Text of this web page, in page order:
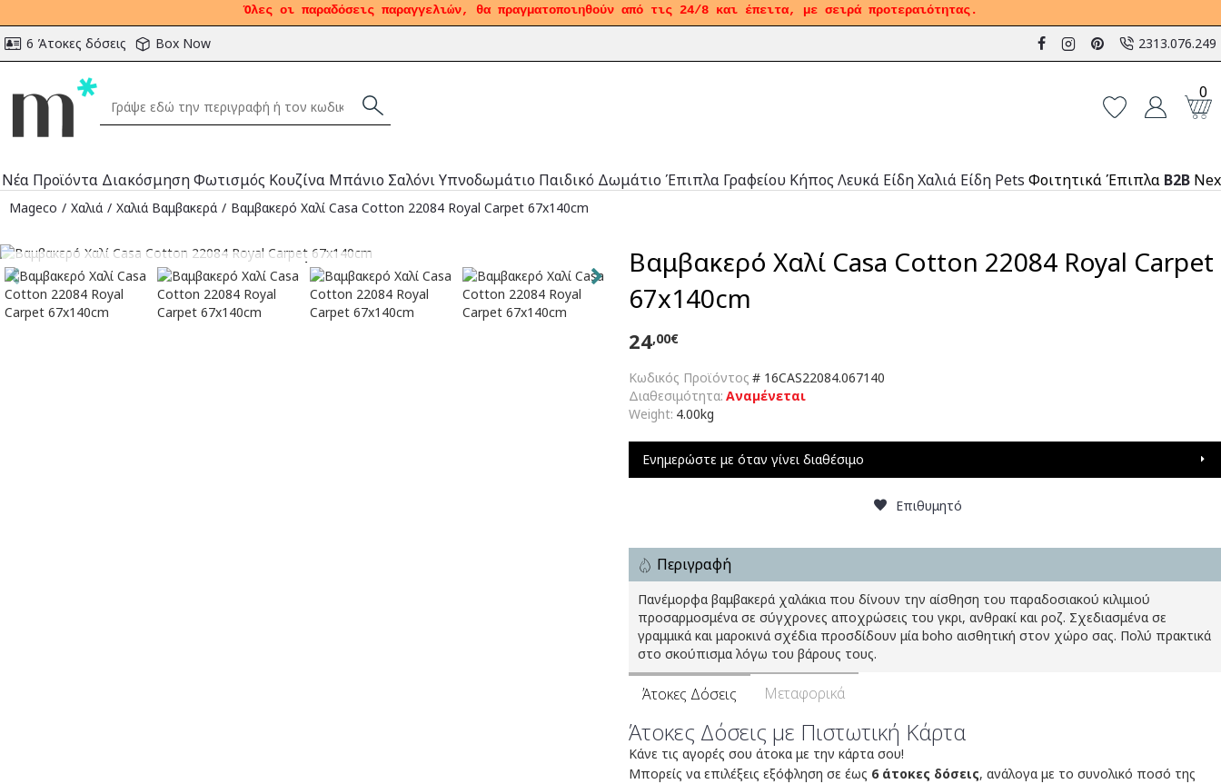
Όλες οι παραδόσεις παραγγελιών, θα πραγματοποιηθούν από τις 24/8 και έπειτα, με σειρά προτεραιότητας.
6 Άτοκες δόσεις Box Now 2313.076.249
0
Νέα Προϊόντα ΔιακόσμησηΦωτισμός Κουζίνα Μπάνιο ΣαλόνιΥπνοδωμάτιο Παιδικό Δωμάτιο Έπιπλα Γραφείου Κήπος Λευκά ΕίδηΧαλιά Είδη Pets Φοιτητικά Έπιπλα B2B
Mageco Χαλιά Χαλιά Bαμβακερά Βαμβακερό Χαλί Casa Cotton 22084 Royal Carpet 67x140cm
Αναμένεται
Βαμβακερό Χαλί Casa Cotton 22084 Royal Carpet
67x140cm
Κωδικός Προϊόντος # 16CAS22084.067140
Διαθεσιμότητα: Αναμένεται
Weight: 4.00kg
24,00€
Ενημερώστε με όταν γίνει διαθέσιμο
Επιθυμητό
Περιγραφή
Πανέμορφα βαμβακερά χαλάκια που δίνουν την αίσθηση του παραδοσιακού κιλιμιού
προσαρμοσμένα σε σύγχρονες αποχρώσεις του γκρι, ανθρακί και ροζ. Σχεδιασμένα σε
γραμμικά και μαροκινά σχέδια προσδίδουν μία boho αισθητική στον χώρο σας. Πολύ πρακτικά
στο σκούπισμα λόγω του βάρους τους.
Άτοκες Δόσεις Μεταφορικά
Άτοκες Δόσεις με Πιστωτική Κάρτα
Κάνε τις αγορές σου άτοκα με την κάρτα σου!
Μπορείς να επιλέξεις εξόφληση σε έως 6 άτοκες δόσεις, ανάλογα με το συνολικό ποσό της